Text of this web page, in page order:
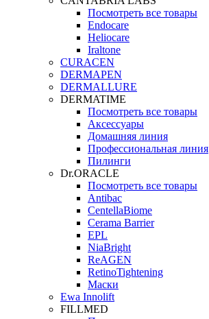
Посмотреть все товары
Endocare
Heliocare
Iraltone
CURACEN
DERMAPEN
DERMALLURE
DERMATIME
Посмотреть все товары
Аксессуары
Домашняя линия
Профессиональная линия
Пилинги
Dr.ORACLE
Посмотреть все товары
Antibac
CentellaBiome
Cerama Barrier
EPL
NiaBright
ReAGEN
RetinoTightening
Маски
Ewa Innolift
FILLMED